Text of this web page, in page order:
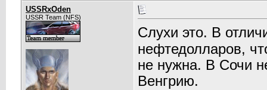
USSRxOden
USSR Team (NFS)
Слухи это. В
нефтедолларов,
не нужна. В Сочи
Венгрию.